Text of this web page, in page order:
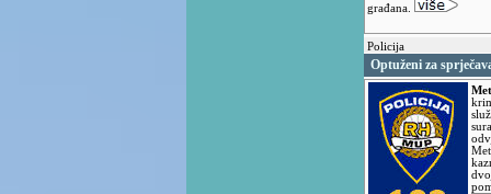
građana.
Policija
Optuženi za